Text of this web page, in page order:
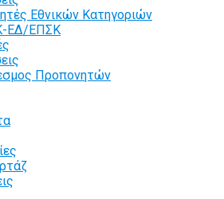
Εθνικών Κατηγοριών
ΕΔ/ΕΠΣΚ
Προπονητών